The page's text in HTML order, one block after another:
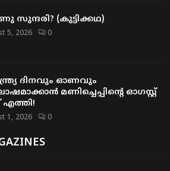
സുന്ദരി? (കുട്ടിക്കഥ)
5, 2026 0
ദിനവും ഓണവും
മണിച്ചെപ്പിന്റെ ഓഗസ്റ്റ്
എത്തി!
1, 2026 0